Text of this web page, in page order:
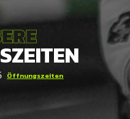
Öffnungszeiten